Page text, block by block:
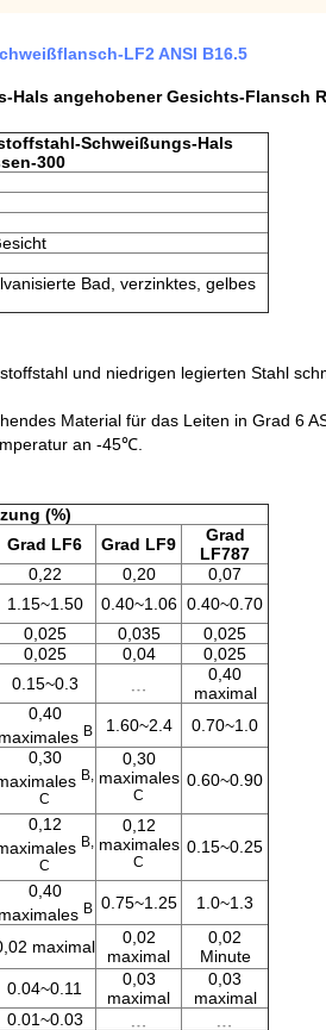
LF2 ANSI B16.5
Hals angehobener Gesichts-Flansch
Schweißungs-Hals
300
Bad, verzinktes, gelbes
und niedrigen legierten Stahl
Material für das Leiten in Grad 6
an -45℃.
(%)
Grad LF6 Grad LF9
Grad
LF787
0,22 0,20
0,07
1.15~1.50 0.40~1.06 0.40~0.70
0,025 0,035
0,025
0,025 0,04
0,025
0.15~0.3
0,40
maximal
0,40
maximales B 1.60~2.4 0.70~1.0
0,30
B,
C
0,30
maximales
C
0.60~0.90
0,12
B,
C
0,12
maximales
C
0.15~0.25
0,40
maximales B 0.75~1.25 1.0~1.3
maximal
0,02
maximal
0,02
Minute
0.04~0.11
0,03
maximal
0,03
maximal
0.01~0.03